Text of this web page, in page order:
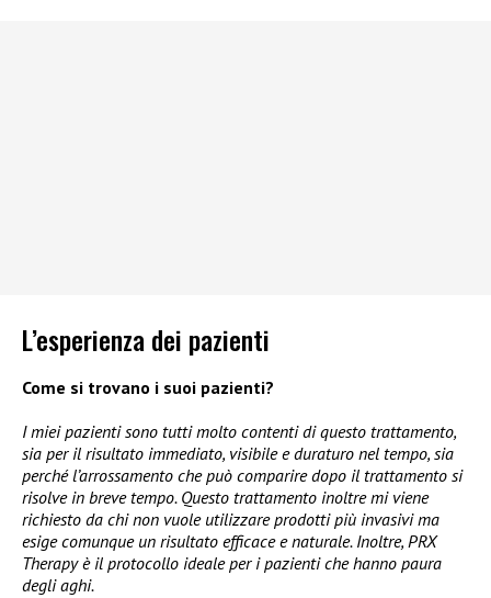
L’esperienza dei pazienti
Come si trovano i suoi pazienti?
I miei pazienti sono tutti molto contenti di questo trattamento,
sia per il risultato immediato, visibile e duraturo nel tempo, sia
perché l’arrossamento che può comparire dopo il trattamento si
risolve in breve tempo. Questo trattamento inoltre mi viene
richiesto da chi non vuole utilizzare prodotti più invasivi ma
esige comunque un risultato efficace e naturale. Inoltre, PRX
Therapy è il protocollo ideale per i pazienti che hanno paura
degli aghi.